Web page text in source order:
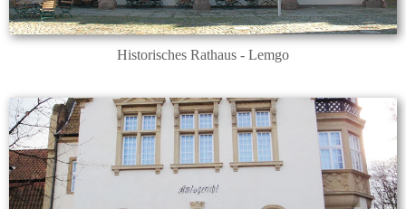
Historisches Rathaus - Lemgo